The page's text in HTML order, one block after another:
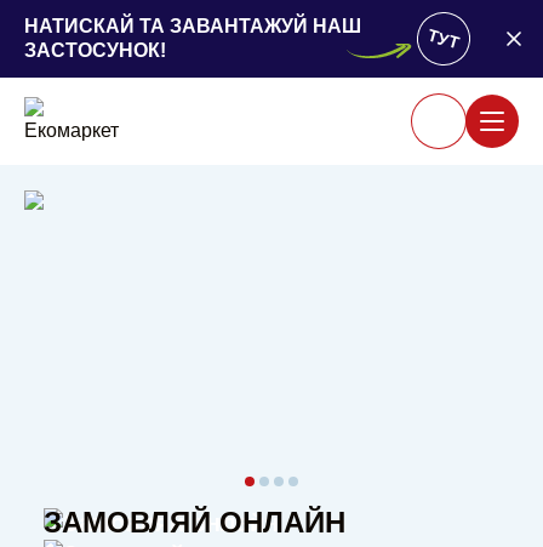
НАТИСКАЙ ТА ЗАВАНТАЖУЙ НАШ
ЗАСТОСУНОК!
ТУТ
ЗАМОВЛЯЙ ОНЛАЙН